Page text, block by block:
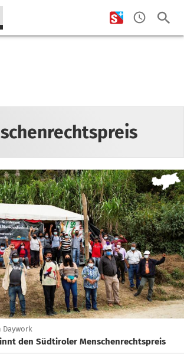
 COPROPAP gewinnt den Südtiroler Menschenrechtspreis